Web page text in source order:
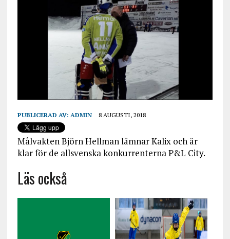
PUBLICERAD AV: ADMIN 8 AUGUSTI, 2018
Målvakten Björn Hellman lämnar Kalix och är
klar för de allsvenska konkurrenterna P&L City.
Läs också